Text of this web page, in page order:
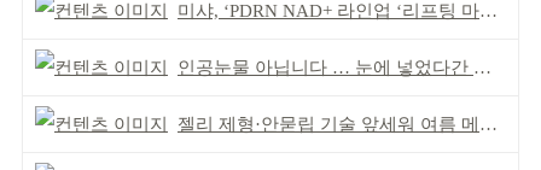
미샤, ‘PDRN NAD+ 라인업 ‘리프팅 마스크’ 출시
인공눈물 아닙니다 … 눈에 넣었다간 각막 손상
젤리 제형·안묻립 기술 앞세워 여름 메이크업 시장 공략